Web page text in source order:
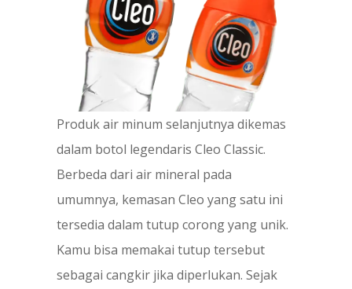
Produk air minum selanjutnya dikemas
dalam botol legendaris Cleo Classic.
Berbeda dari air mineral pada
umumnya, kemasan Cleo yang satu ini
tersedia dalam tutup corong yang unik.
Kamu bisa memakai tutup tersebut
sebagai cangkir jika diperlukan. Sejak